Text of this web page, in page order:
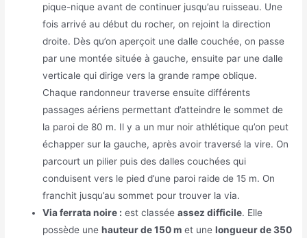
pique-nique avant de continuer jusqu’au ruisseau. Une
fois arrivé au début du rocher, on rejoint la direction
droite. Dès qu’on aperçoit une dalle couchée, on passe
par une montée située à gauche, ensuite par une dalle
verticale qui dirige vers la grande rampe oblique.
Chaque randonneur traverse ensuite différents
passages aériens permettant d’atteindre le sommet de
la paroi de 80 m. Il y a un mur noir athlétique qu’on peut
échapper sur la gauche, après avoir traversé la vire. On
parcourt un pilier puis des dalles couchées qui
conduisent vers le pied d’une paroi raide de 15 m. On
franchit jusqu’au sommet pour trouver la via.
Via ferrata noire : est classéeassez difficile. Elle
possède unehauteur de 150 m et unelongueur de 350